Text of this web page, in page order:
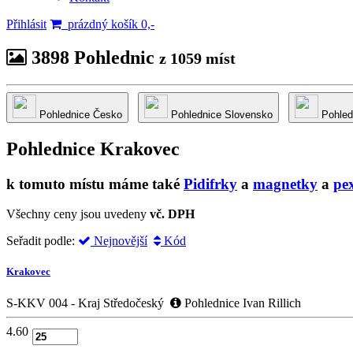
Přihlásit
prázdný košík 0,-
3898 Pohlednic z 1059 míst
Pohlednice Česko Pohlednice Slovensko
Pohlednice Krakovec
k tomuto místu máme také Pidifrky a magnetky a
Všechny ceny jsou uvedeny vč. DPH
Seřadit podle:
Nejnovější Kód
Krakovec
S-KKV 004 - Kraj Středočeský Pohlednice Ivan Rillich
4.60